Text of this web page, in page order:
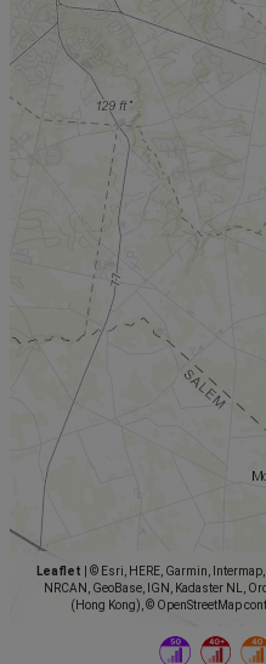
Leaflet
© Esri, HERE, Garmin, Intermap,
NRCAN, GeoBase, IGN, Kadaster NL,
(Hong Kong), © OpenStreetMap